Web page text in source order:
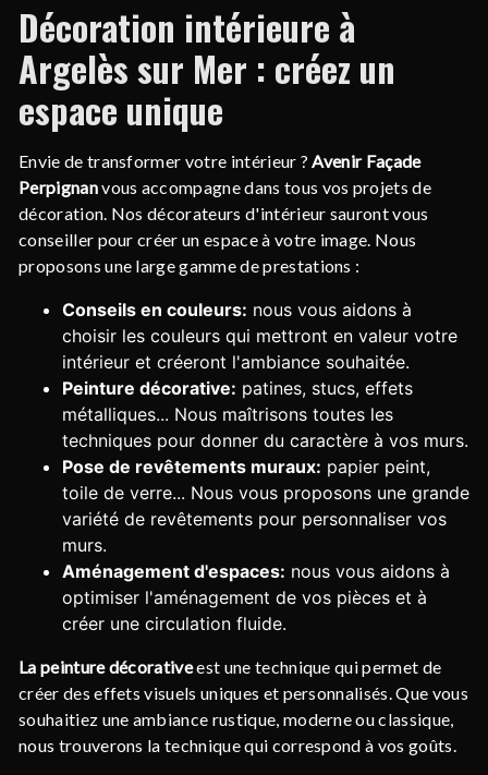
Décoration intérieure à
Argelès sur Mer : créez un
espace unique
Envie de transformer votre intérieur ?Avenir Façade
Perpignanvous accompagne dans tous vos projets de
décoration. Nos décorateurs d'intérieur sauront vous
conseiller pour créer un espace à votre image. Nous
proposons une large gamme de prestations :
Conseils en couleurs: nous vous aidons à
choisir les couleurs qui mettront en valeur votre
intérieur et créeront l'ambiance souhaitée.
Peinture décorative: patines, stucs, effets
métalliques... Nous maîtrisons toutes les
techniques pour donner du caractère à vos murs.
Pose de revêtements muraux: papier peint,
toile de verre... Nous vous proposons une grande
variété de revêtements pour personnaliser vos
murs.
Aménagement d'espaces: nous vous aidons à
optimiser l'aménagement de vos pièces et à
créer une circulation fluide.
La peinture décorativeest une technique qui permet de
créer des effets visuels uniques et personnalisés. Que vous
souhaitiez une ambiance rustique, moderne ou classique,
nous trouverons la technique qui correspond à vos goûts.